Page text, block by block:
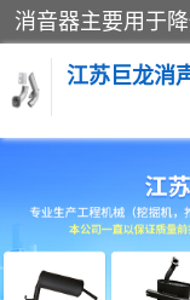
江苏巨龙消
消声器